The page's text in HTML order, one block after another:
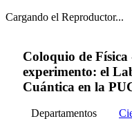
Cargando el Reproductor...
Coloquio de
experimento: el
Cuántica en la
Departamentos